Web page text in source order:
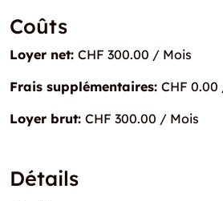
Coûts
Loyer net: CHF 300.00 / Mois
Frais supplémentaires: CHF
Loyer brut: CHF 300.00 / Mois
Détails